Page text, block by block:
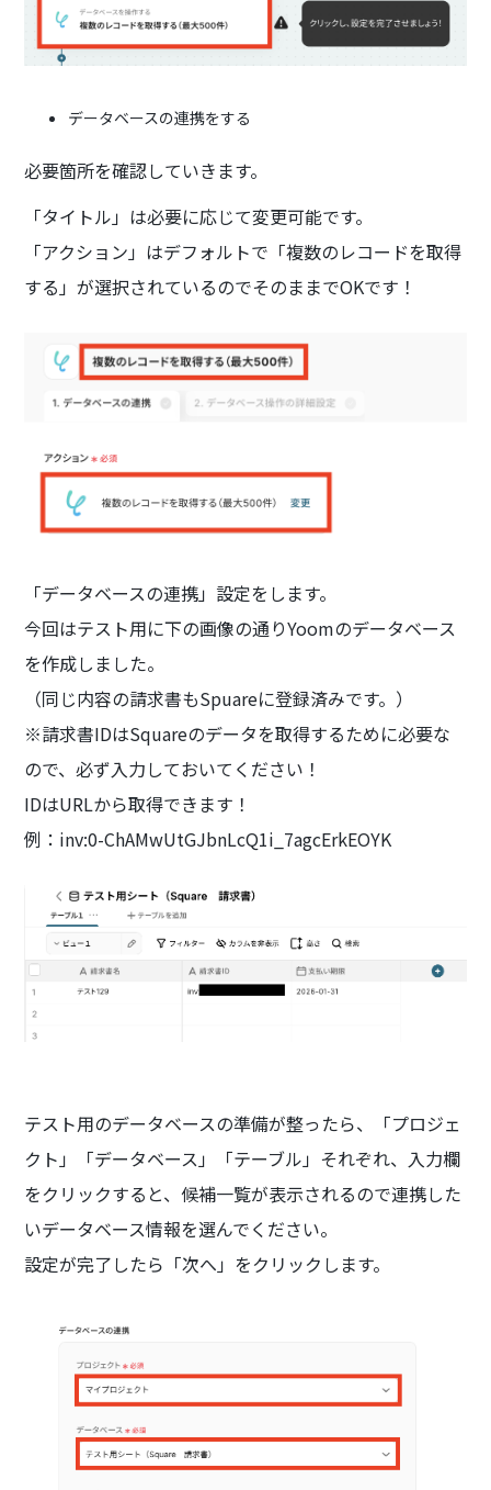
データベースの連携をする
必要箇所を確認していきます。
「タイトル」は必要に応じて変更可能です。
「アクション」はデフォルトで「複数のレコードを取得
する」が選択されているのでそのままでOKです！
「データベースの連携」設定をします。
今回はテスト用に下の画像の通りYoomのデータベース
を作成しました。
（同じ内容の請求書もSpuareに登録済みです。）
※請求書IDはSquareのデータを取得するために必要な
ので、必ず入力しておいてください！
IDはURLから取得できます！
例：inv:0-ChAMwUtGJbnLcQ1i_7agcErkEOYK
テスト用のデータベースの準備が整ったら、「プロジェ
クト」「データベース」「テーブル」それぞれ、入力欄
をクリックすると、候補一覧が表示されるので連携した
いデータベース情報を選んでください。
設定が完了したら「次へ」をクリックします。